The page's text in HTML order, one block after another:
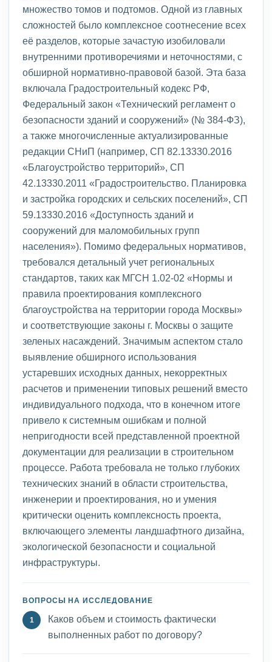
множество томов и подтомов. Одной из главных
сложностей было комплексное соотнесение всех
её разделов, которые зачастую изобиловали
внутренними противоречиями и неточностями, с
обширной нормативно-правовой базой. Эта база
включала Градостроительный кодекс РФ,
Федеральный закон «Технический регламент о
безопасности зданий и сооружений» (№ 384-ФЗ),
а также многочисленные актуализированные
редакции СНиП (например, СП 82.13330.2016
«Благоустройство территорий», СП
42.13330.2011 «Градостроительство. Планировка
и застройка городских и сельских поселений», СП
59.13330.2016 «Доступность зданий и
сооружений для маломобильных групп
населения»). Помимо федеральных нормативов,
требовался детальный учет региональных
стандартов, таких как МГСН 1.02-02 «Нормы и
правила проектирования комплексного
благоустройства на территории города Москвы»
и соответствующие законы г. Москвы о защите
зеленых насаждений. Значимым аспектом стало
выявление обширного использования
устаревших исходных данных, некорректных
расчетов и применении типовых решений вместо
индивидуального подхода, что в конечном итоге
привело к системным ошибкам и полной
непригодности всей представленной проектной
документации для реализации в строительном
процессе. Работа требовала не только глубоких
технических знаний в области строительства,
инженерии и проектирования, но и умения
критически оценить комплексность проекта,
включающего элементы ландшафтного дизайна,
экологической безопасности и социальной
инфраструктуры.
ВОПРОСЫ НА ИССЛЕДОВАНИЕ
Каков объем и стоимость фактически
выполненных работ по договору?